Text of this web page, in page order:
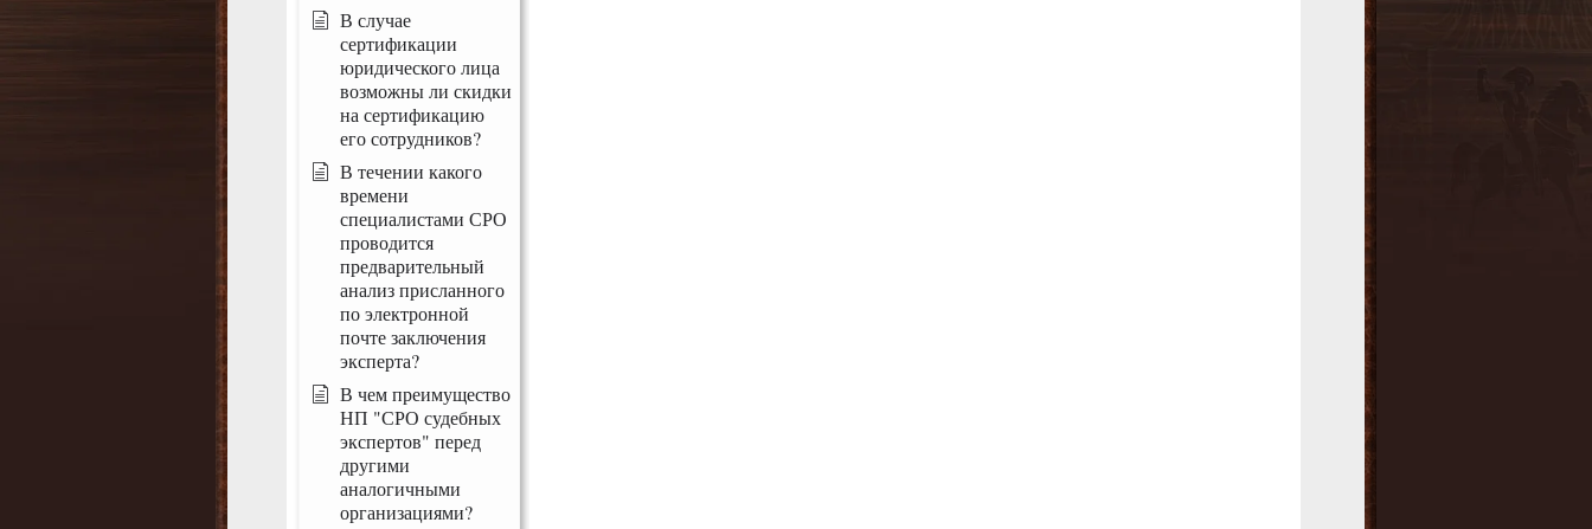
В случае
сертификации
юридического лица
возможны ли скидки
на сертификацию
его сотрудников?
В течении какого
времени
специалистами СРО
проводится
предварительный
анализ присланного
по электронной
почте заключения
эксперта?
В чем преимущество
НП "СРО судебных
экспертов" перед
другими
аналогичными
организациями?